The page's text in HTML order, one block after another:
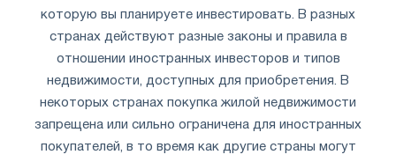
которую вы планируете инвестировать. В разных
странах действуют разные законы и правила в
отношении иностранных инвесторов и типов
недвижимости, доступных для приобретения. В
некоторых странах покупка жилой недвижимости
запрещена или сильно ограничена для иностранных
покупателей, в то время как другие страны могут